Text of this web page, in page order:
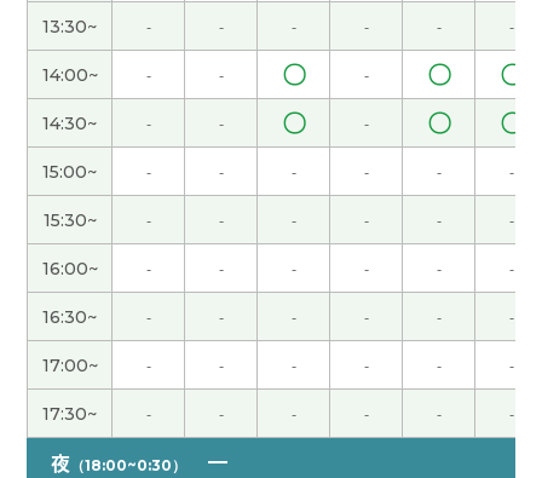
谢谢老师耐心的指导！我也买好了新丝路商务中
文，请教和指教的区别很难，要查一下
感谢您对我教各种各样的东西！关于泡汤的意思，
中国和日本不一样，在中国的话，希望坏了，在日
本的话温泉的意思，非常有意思了！继续，下次也
请您介绍有意思的事～ 感谢您:)
谢谢！ 我慢慢的学习！
✨谢谢老师！下次也要一起加油呀～💪
感谢老师的耐心指导，我今天学了那些商务汉语的
生词，我得好好复习！
13:30~ - - - - - -
14:00~ - - 〇 - 〇 〇
14:30~ - - 〇 - 〇 〇
15:00~ - - - - - -
15:30~ - - - - - -
16:00~ - - - - - -
16:30~ - - - - - -
17:00~ - - - - - -
17:30~ - - - - - -
夜 （18:00~0:30）